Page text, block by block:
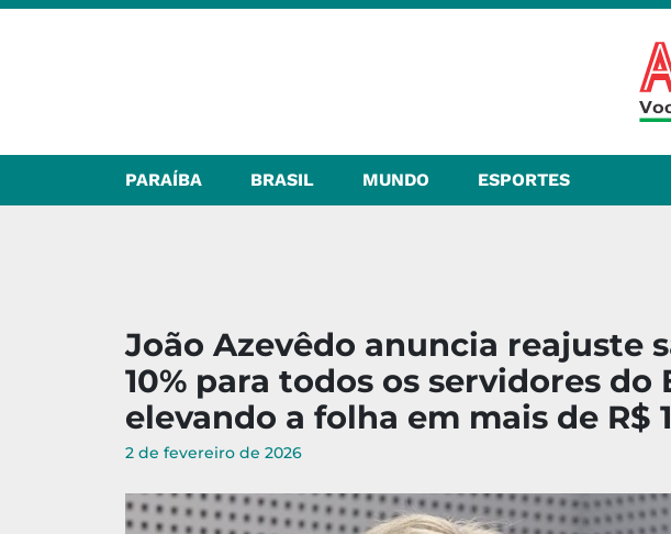
PARAÍBA BRASIL MUNDO ESPORTES
João Azevêdo anuncia reajuste
10% para todos os servidores do
elevando a folha em mais de R$
2 de fevereiro de 2026